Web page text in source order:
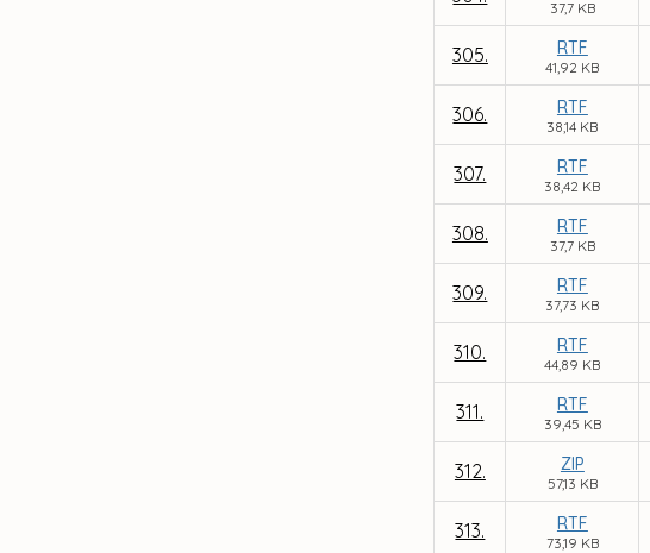
37,7 KB
305. RTF
41,92 KB
306. RTF
38,14 KB
307. RTF
38,42 KB
308. RTF
37,7 KB
309. RTF
37,73 KB
310. RTF
44,89 KB
311. RTF
39,45 KB
312. ZIP
57,13 KB
313. RTF
73,19 KB